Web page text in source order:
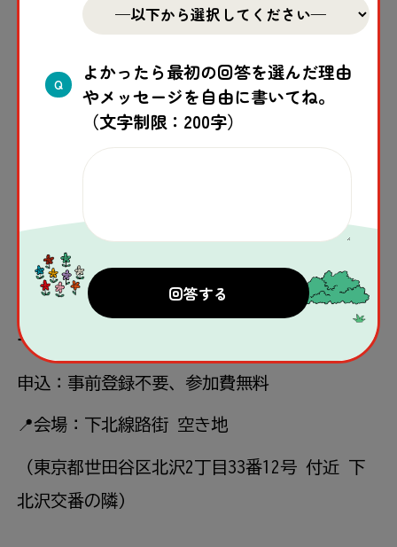
皆さんの参加をお待ちしています！
実施概要
開催日程：5
） 11:00
～20:00（途中入退出可、雨天決行）
※セーブ・ザ・チルドレンは17日（ 日）のみブ
ースを出展します。
申込：事前登録不要、参加費無料
📍会場：下北線路街 空き地
（東京都世田谷区北沢2丁目33番12号 付近 下
北沢交番の隣）
Q
よかったら最初の回答を選んだ理由
やメッセージを自由に書いてね。
（文字制限：200字）